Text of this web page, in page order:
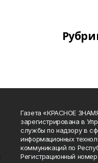
Газета «КРАСНОЕ
зарегистрирована в
службы по надзору в
информационных
коммуникаций по
Регистрационный